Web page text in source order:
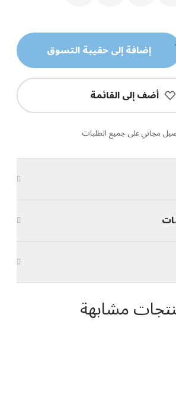
إضافة إلى حقيبة التسوق
أضف إلى القائمة
مجاني على جميع الطلبات
مشابهة